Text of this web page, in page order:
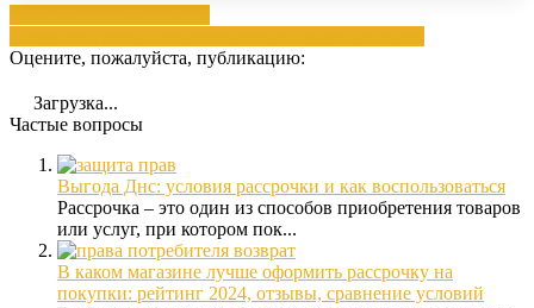
Оцените, пожалуйста, публикацию:
Загрузка...
Частые вопросы
Выгода Днс: условия рассрочки и как воспользоваться
Рассрочка – это один из способов приобретения товаров
или услуг, при котором пок...
В каком магазине лучше оформить рассрочку на
покупки: рейтинг 2024, отзывы, сравнение условий